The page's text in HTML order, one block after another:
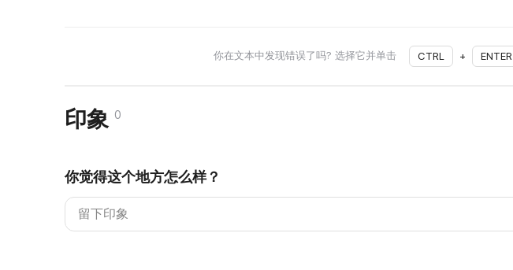
你在文本中发现错误了吗? 选择它并单击 CTRL + ENTER
印象 0
你觉得这个地方怎么样？